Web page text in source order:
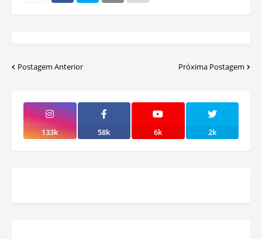
Postagem Anterior Próxima Postagem
133k 58k 6k 2k